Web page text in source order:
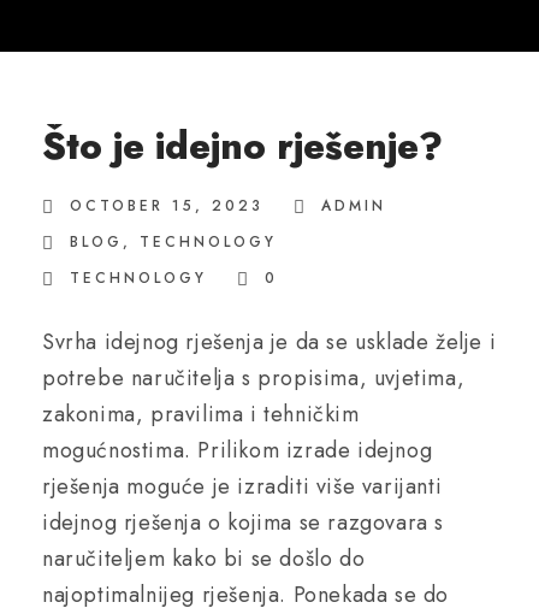
Što je idejno rješenje?
OCTOBER 15, 2023
ADMIN
BLOG ,
TECHNOLOGY
TECHNOLOGY
0
Svrha idejnog rješenja je da se usklade želje i
potrebe naručitelja s propisima, uvjetima,
zakonima, pravilima i tehničkim
mogućnostima. Prilikom izrade idejnog
rješenja moguće je izraditi više varijanti
idejnog rješenja o kojima se razgovara s
naručiteljem kako bi se došlo do
najoptimalnijeg rješenja. Ponekada se do